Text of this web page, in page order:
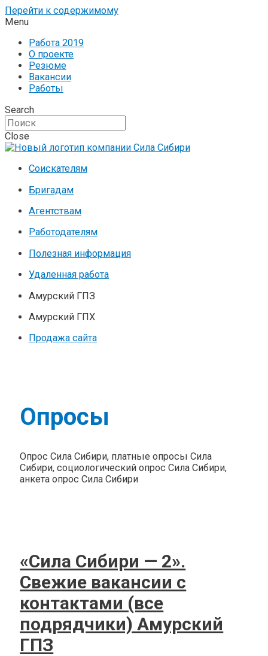
Перейти к содержимому
Menu
Работа 2019
О проекте
Резюме
Вакансии
Работы
Search
Close
Соискателям
Бригадам
Агентствам
Работодателям
Полезная информация
Удаленная работа
Амурский ГПЗ
Амурский ГПХ
Продажа сайта
Опросы
Опрос Сила Сибири, платные опросы Сила
Сибири, социологический опрос Сила Сибири,
анкета опрос Сила Сибири
«Cила Сибири — 2».
Свежие вакансии с
контактами (все
подрядчики) Амурский
ГПЗ